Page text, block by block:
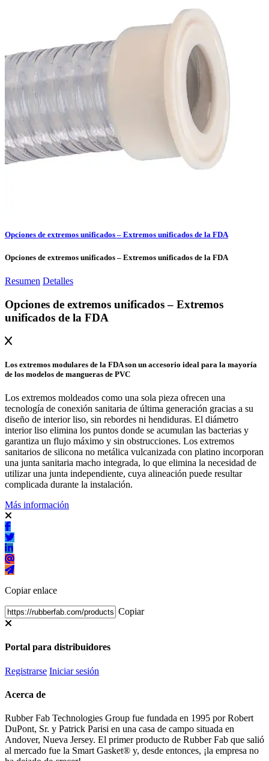
Opciones de extremos unificados – Extremos unificados de la FDA
Opciones de extremos unificados – Extremos unificados de la FDA
Resumen Detalles
Opciones de extremos unificados – Extremos
unificados de la FDA
Los extremos modulares de la FDA son un accesorio ideal para la mayoría
de los modelos de mangueras de PVC
Los extremos moldeados como una sola pieza ofrecen una
tecnología de conexión sanitaria de última generación gracias a su
diseño de interior liso, sin rebordes ni hendiduras. El diámetro
interior liso elimina los puntos donde se acumulan las bacterias y
garantiza un flujo máximo y sin obstrucciones. Los extremos
sanitarios de silicona no metálica vulcanizada con platino incorporan
una junta sanitaria macho integrada, lo que elimina la necesidad de
utilizar una junta independiente, cuya alineación puede resultar
complicada durante la instalación.
Más información
Copiar enlace
Copiar
Portal para distribuidores
Registrarse Iniciar sesión
Acerca de
Rubber Fab Technologies Group fue fundada en 1995 por Robert
DuPont, Sr. y Patrick Parisi en una casa de campo situada en
Andover, Nueva Jersey. El primer producto de Rubber Fab que salió
al mercado fue la Smart Gasket® y, desde entonces, ¡la empresa no